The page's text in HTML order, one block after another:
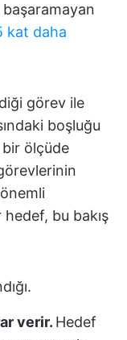
kat daha
görev ile
boşluğu
bir ölçüde
hedef, bu bakış
verir. Hedef